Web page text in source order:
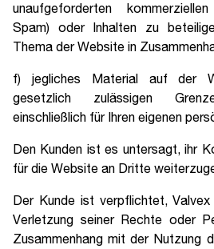
unaufgeforderten
Spam) oder Inhalten zu
Thema der Website in
f) jegliches Material auf der
gesetzlich zulässigen
einschließlich für Ihren eigenen
Den Kunden ist es untersagt, ihr
für die Website an Dritte
Der Kunde ist verpflichtet, Valvex
Verletzung seiner Rechte oder
Zusammenhang mit der Nutzung